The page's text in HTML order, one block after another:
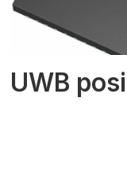
UWB